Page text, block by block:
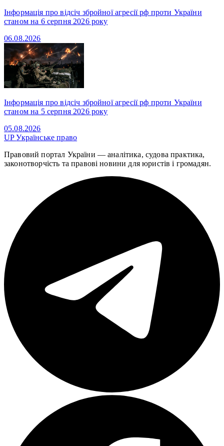
Інформація про відсіч збройної агресії рф проти України
станом на 6 серпня 2026 року
06.08.2026
Інформація про відсіч збройної агресії рф проти України
станом на 5 серпня 2026 року
05.08.2026
UPУкраїнське право
Правовий портал України — аналітика, судова практика,
законотворчість та правові новини для юристів і громадян.